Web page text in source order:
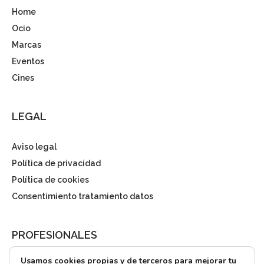
Home
Ocio
Marcas
Eventos
Cines
LEGAL
Aviso legal
Política de privacidad
Política de cookies
Consentimiento tratamiento datos
PROFESIONALES
Usamos cookies propias y de terceros para mejorar tu